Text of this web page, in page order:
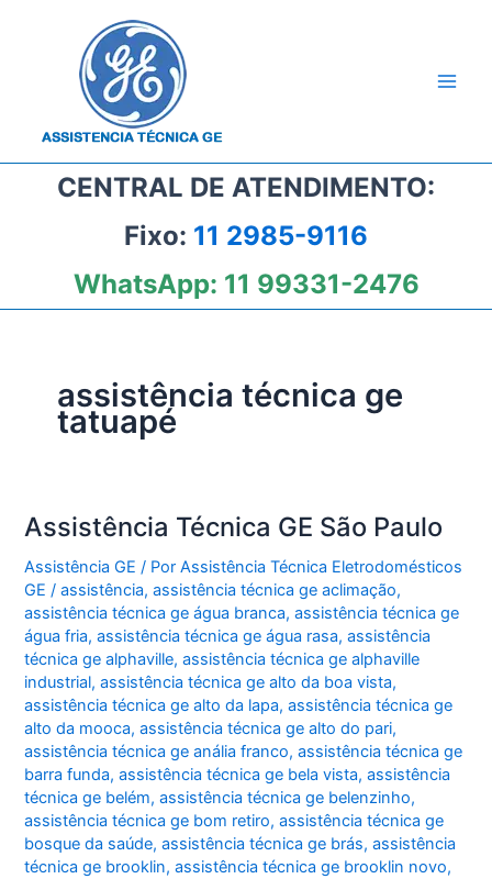
CENTRAL DE ATENDIMENTO:
Fixo: 11 2985-9116
WhatsApp: 11 99331-2476
assistência técnica ge
tatuapé
Assistência Técnica GE São Paulo
Assistência GE / PorAssistência Técnica Eletrodomésticos
GE/assistência,assistência técnica ge aclimação,
assistência técnica ge água branca,assistência técnica ge
água fria,assistência técnica ge água rasa,assistência
técnica ge alphaville,assistência técnica ge alphaville
industrial,assistência técnica ge alto da boa vista,
assistência técnica ge alto da lapa,assistência técnica ge
alto da mooca,assistência técnica ge alto do pari,
assistência técnica ge anália franco,assistência técnica ge
barra funda,assistência técnica ge bela vista,assistência
técnica ge belém,assistência técnica ge belenzinho,
assistência técnica ge bom retiro,assistência técnica ge
bosque da saúde,assistência técnica ge brás,assistência
técnica ge brooklin,assistência técnica ge brooklin novo,